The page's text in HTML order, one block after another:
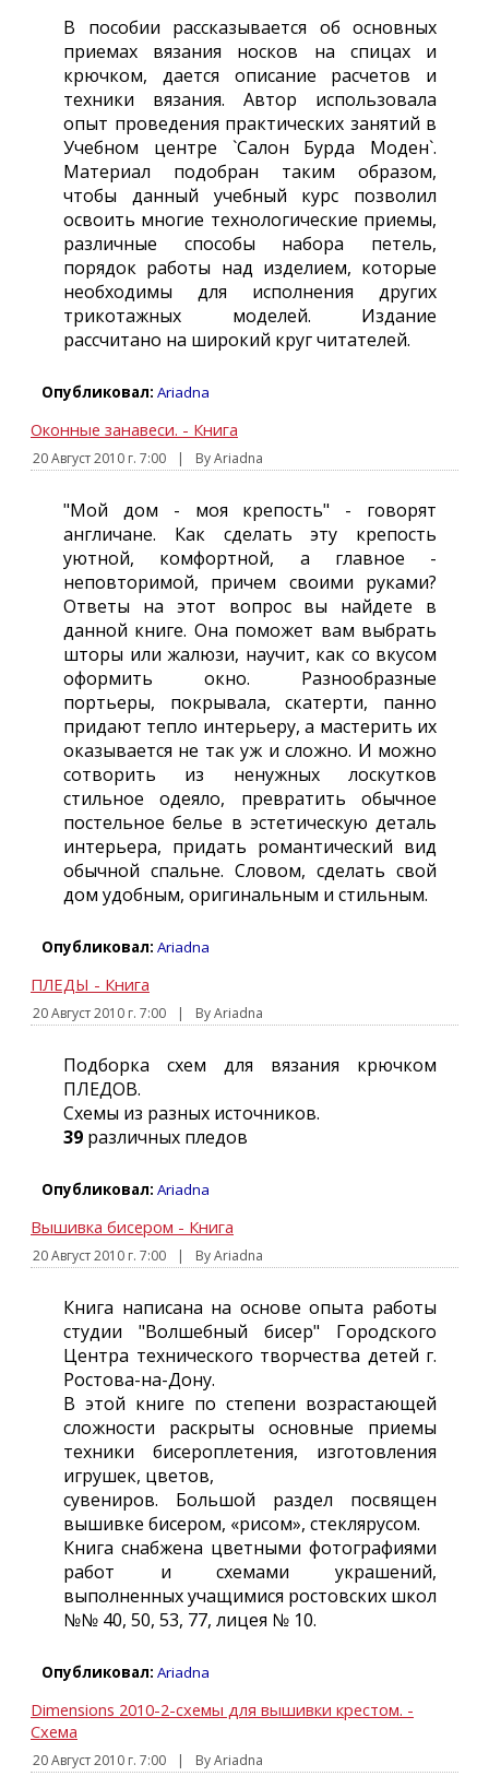
В пособии рассказывается об основных
приемах вязания носков на спицах и
крючком, дается описание расчетов и
техники вязания. Автор использовала
опыт проведения практических занятий в
Учебном центре `Салон Бурда Моден`.
Материал подобран таким образом,
чтобы данный учебный курс позволил
освоить многие технологические приемы,
различные способы набора петель,
порядок работы над изделием, которые
необходимы для исполнения других
трикотажных моделей. Издание
рассчитано на широкий круг читателей.
Опубликовал: Ariadna
Оконные занавеси. - Книга
20 Август 2010 г. 7:00 | By Ariadna
"Мой дом - моя крепость" - говорят
англичане. Как сделать эту крепость
уютной, комфортной, а главное -
неповторимой, причем своими руками?
Ответы на этот вопрос вы найдете в
данной книге. Она поможет вам выбрать
шторы или жалюзи, научит, как со вкусом
оформить окно. Разнообразные
портьеры, покрывала, скатерти, панно
придают тепло интерьеру, а мастерить их
оказывается не так уж и сложно. И можно
сотворить из ненужных лоскутков
стильное одеяло, превратить обычное
постельное белье в эстетическую деталь
интерьера, придать романтический вид
обычной спальне. Словом, сделать свой
дом удобным, оригинальным и стильным.
Опубликовал: Ariadna
ПЛЕДЫ - Книга
20 Август 2010 г. 7:00 | By Ariadna
Подборка схем для вязания крючком
ПЛЕДОВ.
Схемы из разных источников.
39 различных пледов
Опубликовал: Ariadna
Вышивка бисером - Книга
20 Август 2010 г. 7:00 | By Ariadna
Книга написана на основе опыта работы
студии "Волшебный бисер" Городского
Центра технического творчества детей г.
Ростова-на-Дону.
В этой книге по степени возрастающей
сложности раскрыты основные приемы
техники бисероплетения, изготовления
игрушек, цветов,
сувениров. Большой раздел посвящен
вышивке бисером, «рисом», стеклярусом.
Книга снабжена цветными фотографиями
работ и схемами украшений,
выполненных учащимися ростовских школ
№№ 40, 50, 53, 77, лицея № 10.
Опубликовал: Ariadna
Dimensions 2010-2-схемы для вышивки крестом. -
Схема
20 Август 2010 г. 7:00 | By Ariadna